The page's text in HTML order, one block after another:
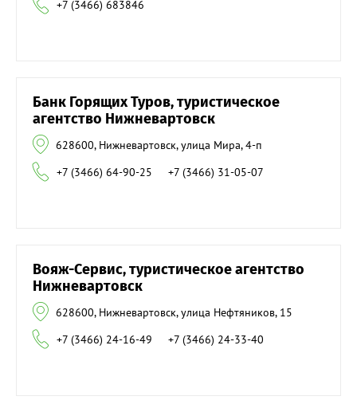
+7 (3466) 683846
Банк Горящих Туров, туристическое
агентство Нижневартовск
628600, Нижневартовск, улица Мира, 4-п
+7 (3466) 64-90-25
+7 (3466) 31-05-07
Вояж-Сервис, туристическое агентство
Нижневартовск
628600, Нижневартовск, улица Нефтяников, 15
+7 (3466) 24-16-49
+7 (3466) 24-33-40